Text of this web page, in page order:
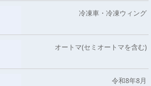
冷凍車・冷凍ウィング
オートマ(セミオートマを含む)
令和8年8月